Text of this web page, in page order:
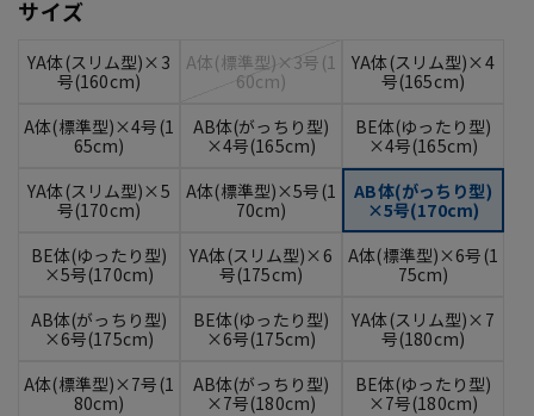
サイズ
YA体(スリム型)×3
号(160cm)
A体(標準型)×3号(1
60cm)
YA体(スリム型)×4
号(165cm)
A体(標準型)×4号(1
65cm)
AB体(がっちり型)
×4号(165cm)
BE体(ゆったり型)
×4号(165cm)
YA体(スリム型)×5
号(170cm)
A体(標準型)×5号(1
70cm)
AB体(がっちり型)
×5号(170cm)
BE体(ゆったり型)
×5号(170cm)
YA体(スリム型)×6
号(175cm)
A体(標準型)×6号(1
75cm)
AB体(がっちり型)
×6号(175cm)
BE体(ゆったり型)
×6号(175cm)
YA体(スリム型)×7
号(180cm)
A体(標準型)×7号(1
80cm)
AB体(がっちり型)
×7号(180cm)
BE体(ゆったり型)
×7号(180cm)